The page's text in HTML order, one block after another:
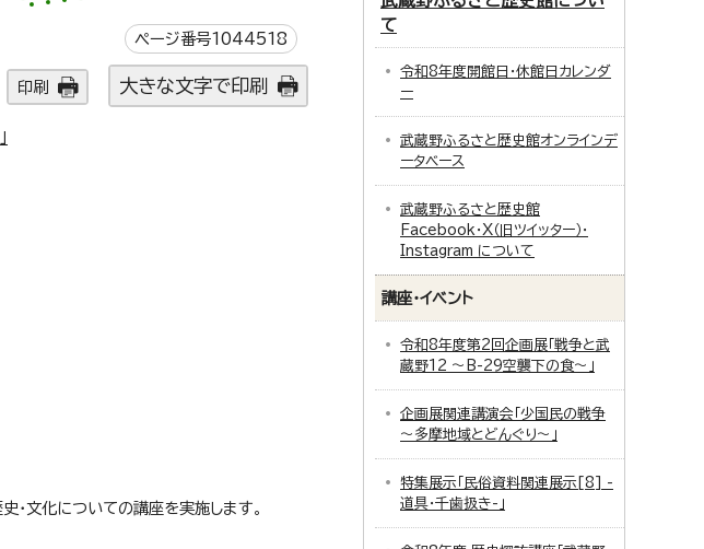
ページ番号1044518
印刷 大きな文字で印刷
・文化についての講座を実施します。
て
令和8年度開館日・休館日カレンダ
ー
武蔵野ふるさと歴史館オンラインデ
ータベース
武蔵野ふるさと歴史館
Facebook・X（旧ツイッター）・
Instagram について
講座・イベント
令和8年度第2回企画展「戦争と武
蔵野12 ～B-29空襲下の食～」
企画展関連講演会「少国民の戦争
～多摩地域とどんぐり～」
特集展示「民俗資料関連展示[8] -
道具・千歯扱き-」